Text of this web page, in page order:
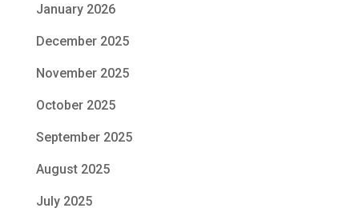
January 2026
December 2025
November 2025
October 2025
September 2025
August 2025
July 2025